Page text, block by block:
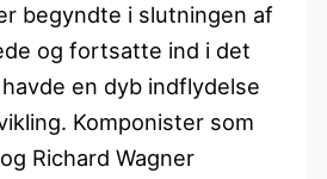
begyndte i slutningen af
og fortsatte ind i det
en dyb indflydelse
Komponister som
Richard Wagner